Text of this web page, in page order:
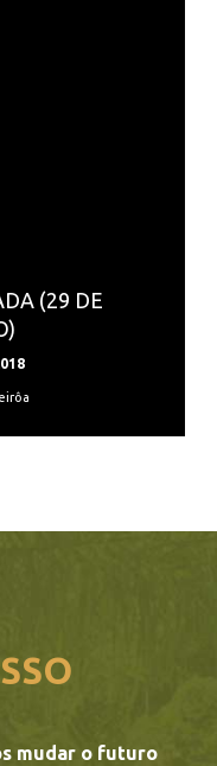
(29 DE
mudar o futuro